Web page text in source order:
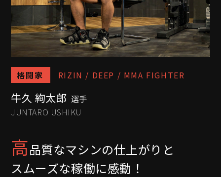
格闘家 RIZIN / DEEP / MMA FIGHTER
牛久 絢太郎 選手
JUNTARO USHIKU
高品質なマシンの仕上がりと
スムーズな稼働に感動！